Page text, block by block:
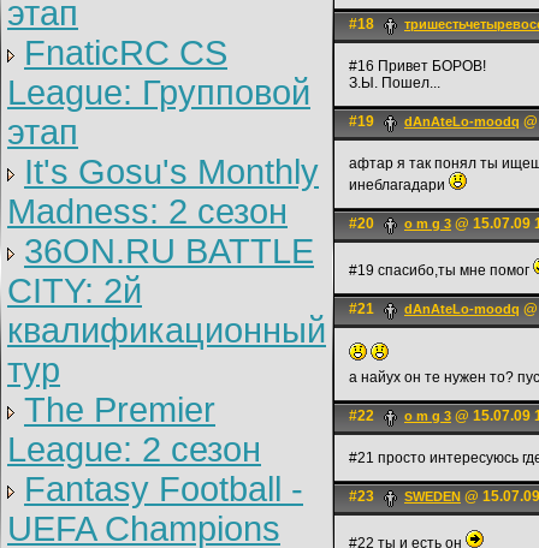
этап
FnaticRC CS
League: Групповой
этап
It's Gosu's Monthly
Madness: 2 сезон
36ON.RU BATTLE
CITY: 2й
квалификационный
тур
The Premier
League: 2 cезон
Fantasy Football -
UEFA Champions
#18
#16 Привет БОРОВ!
З.Ы. Пошел...
#19 dAnAteLo-moodq
афтар я так понял ты
инеблагадари
#20 o m g 3 @ 15.07.09
#19 спасибо,ты мне помог
#21 dAnAteLo-moodq
а найух он те нужен то?
#22 o m g 3 @ 15.07.09
#21 просто интересуюсь
#23 SWEDEN @
#22 ты и есть он